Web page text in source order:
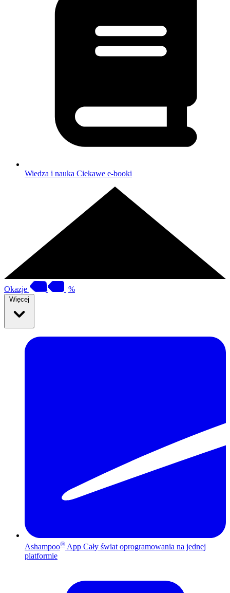
Wiedza i nauka Ciekawe e-booki
Okazje %
Więcej
Ashampoo® App Cały świat oprogramowania na jednej
platformie